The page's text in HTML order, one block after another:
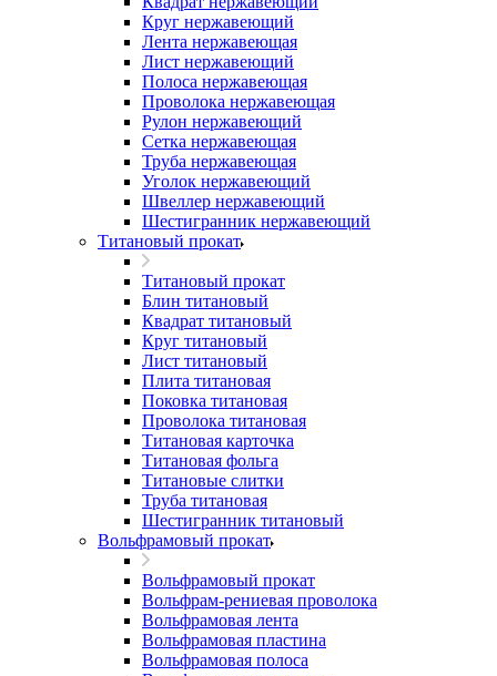
Круг нержавеющий
Лента нержавеющая
Лист нержавеющий
Полоса нержавеющая
Проволока нержавеющая
Рулон нержавеющий
Сетка нержавеющая
Труба нержавеющая
Уголок нержавеющий
Швеллер нержавеющий
Шестигранник нержавеющий
Титановый прокат
Титановый прокат
Блин титановый
Квадрат титановый
Круг титановый
Лист титановый
Плита титановая
Поковка титановая
Проволока титановая
Титановая карточка
Титановая фольга
Титановые слитки
Труба титановая
Шестигранник титановый
Вольфрамовый прокат
Вольфрамовый прокат
Вольфрам-рениевая проволока
Вольфрамовая лента
Вольфрамовая пластина
Вольфрамовая полоса